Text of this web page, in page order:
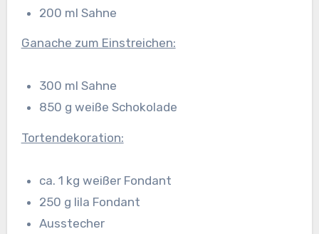
200 ml Sahne
Ganache zum Einstreichen:
300 ml Sahne
850 g weiße Schokolade
Tortendekoration:
ca. 1 kg weißer Fondant
250 g lila Fondant
Ausstecher